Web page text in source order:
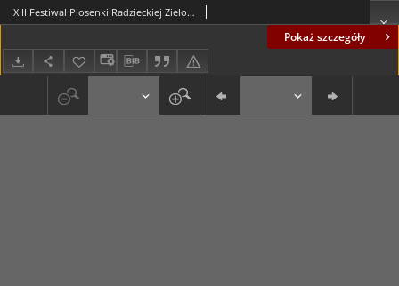
Pokaż szczegóły
XIII Festiwal Piosenki Radzieckiej Zielona Góra 1977 r.: Biuro Prasowe, Biuletyn nr 4